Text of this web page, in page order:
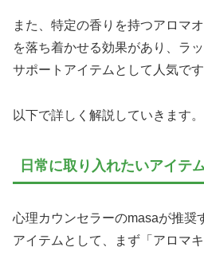
また、特定の香りを持つアロマ
を落ち着かせる効果があり、ラ
サポートアイテムとして人気です
以下で詳しく解説していきます。
日常に取り入れたいアイテ
心理カウンセラーのmasaが推奨
アイテムとして、まず「アロマ